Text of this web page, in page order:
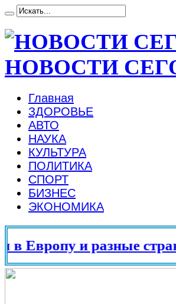
НОВОСТИ
Главная
ЗДОРОВЬЕ
АВТО
НАУКА
КУЛЬТУРА
ПОЛИТИКА
СПОРТ
БИЗНЕС
ЭКОНОМИКА
Европу и разные